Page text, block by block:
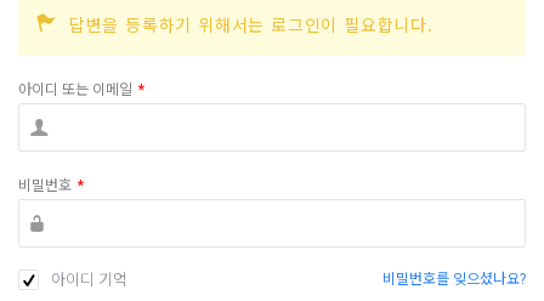
답변을 등록하기 위해서는 로그인이 필요합니다.
아이디 또는 이메일 *
비밀번호 *
아이디 기억 비밀번호를 잊으셨나요?